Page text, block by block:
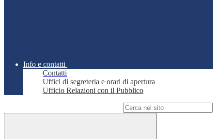
Info e contatti
Contatti
Uffici di segreteria e orari di apertura
Ufficio Relazioni con il Pubblico